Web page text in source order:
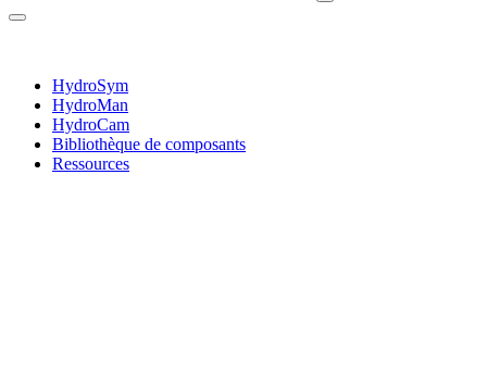
HydroSym
HydroMan
HydroCam
Bibliothèque de composants
Ressources